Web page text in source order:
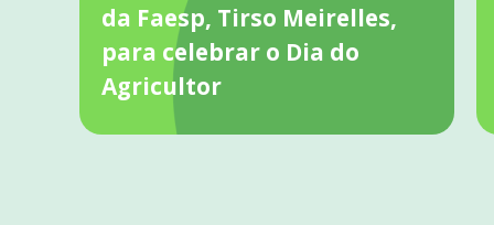
da Faesp, Tirso Meirelles,
para celebrar o Dia do
Agricultor